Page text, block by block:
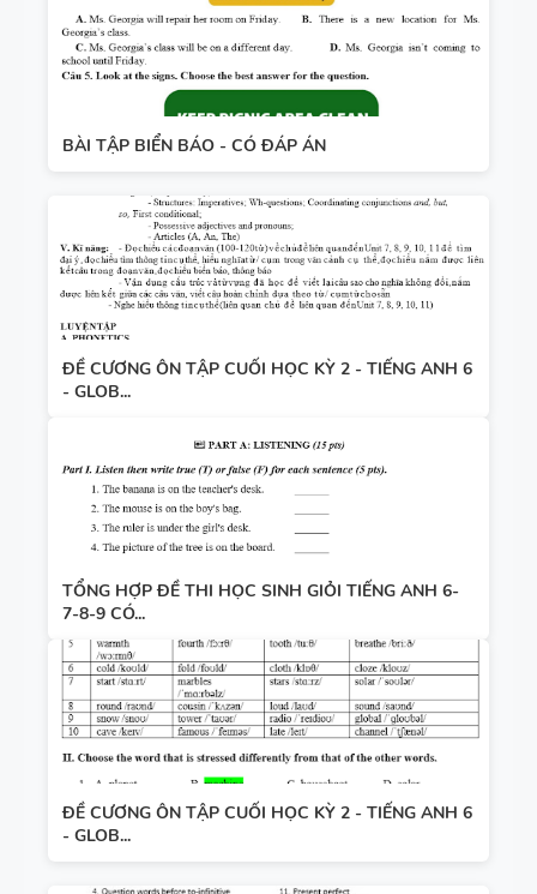
BÀI TẬP BIỂN BÁO - CÓ ĐÁP ÁN
ĐỀ CƯƠNG ÔN TẬP CUỐI HỌC KỲ 2 - TIẾNG ANH 6
- GLOB...
TỔNG HỢP ĐỀ THI HỌC SINH GIỎI TIẾNG ANH 6-
7-8-9 CÓ...
ĐỀ CƯƠNG ÔN TẬP CUỐI HỌC KỲ 2 - TIẾNG ANH 6
- GLOB...